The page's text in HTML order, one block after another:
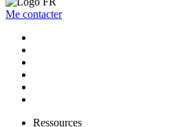
Me contacter
Ressources